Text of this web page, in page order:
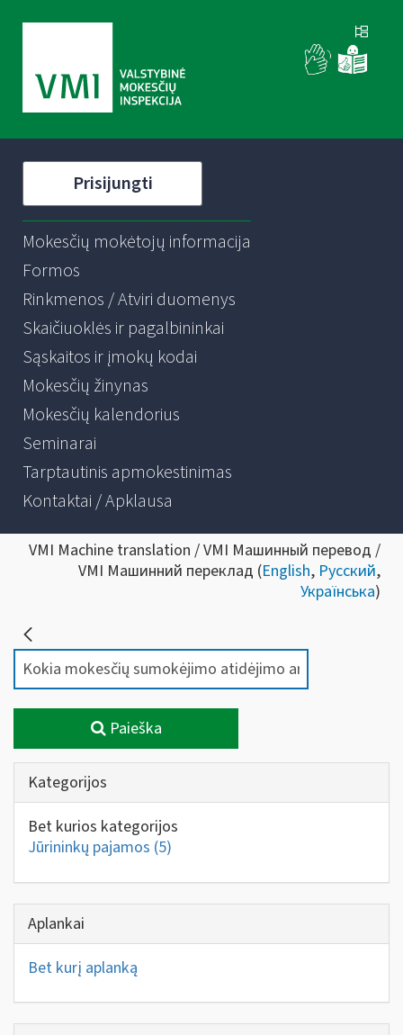
Prisijungti
Mokesčių mokėtojų informacija
Formos
Rinkmenos / Atviri duomenys
Skaičiuoklės ir pagalbininkai
Sąskaitos ir įmokų kodai
Mokesčių žinynas
Mokesčių kalendorius
Seminarai
Tarptautinis apmokestinimas
Kontaktai / Apklausa
VMI Machine translation / VMI Машинный перевод /
VMI Машинний переклад (English, Русский,
Українська)
Paieška
Kategorijos
Bet kurios kategorijos
Jūrininkų pajamos (5)
Aplankai
Bet kurį aplanką